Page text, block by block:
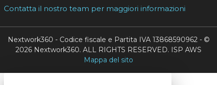
Contatta il nostro team per maggiori informazioni
Nextwork360 - Codice fiscale e Partita IVA 13868590962 - ©
2026 Nextwork360. ALL RIGHTS RESERVED. ISP AWS
Mappa del sito